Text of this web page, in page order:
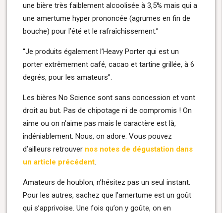
une bière très faiblement alcoolisée à 3,5% mais qui a
une amertume hyper prononcée (agrumes en fin de
bouche) pour l’été et le rafraîchissement.”
“Je produits également l’Heavy Porter qui est un
porter extrêmement café, cacao et tartine grillée, à 6
degrés, pour les amateurs”.
Les bières No Science sont sans concession et vont
droit au but. Pas de chipotage ni de compromis ! On
aime ou on n’aime pas mais le caractère est là,
indéniablement. Nous, on adore. Vous pouvez
d’ailleurs retrouver nos notes de dégustation dans
un article précédent.
Amateurs de houblon, n’hésitez pas un seul instant.
Pour les autres, sachez que l’amertume est un goût
qui s’apprivoise. Une fois qu’on y goûte, on en